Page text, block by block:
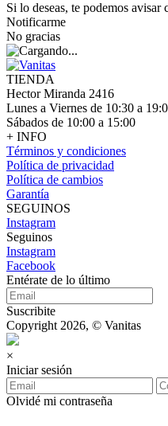
Si lo deseas, te podemos
Notificarme
No gracias
TIENDA
Hector Miranda 2416
Lunes a Viernes de 10:30 a
Sábados de 10:00 a 15:00
+ INFO
Términos y condiciones
Política de privacidad
Política de cambios
Garantía
SEGUINOS
Instagram
Seguinos
Instagram
Facebook
Entérate de lo último
Suscribite
Copyright 2026, © Vanitas
×
Iniciar sesión
Olvidé mi contraseña